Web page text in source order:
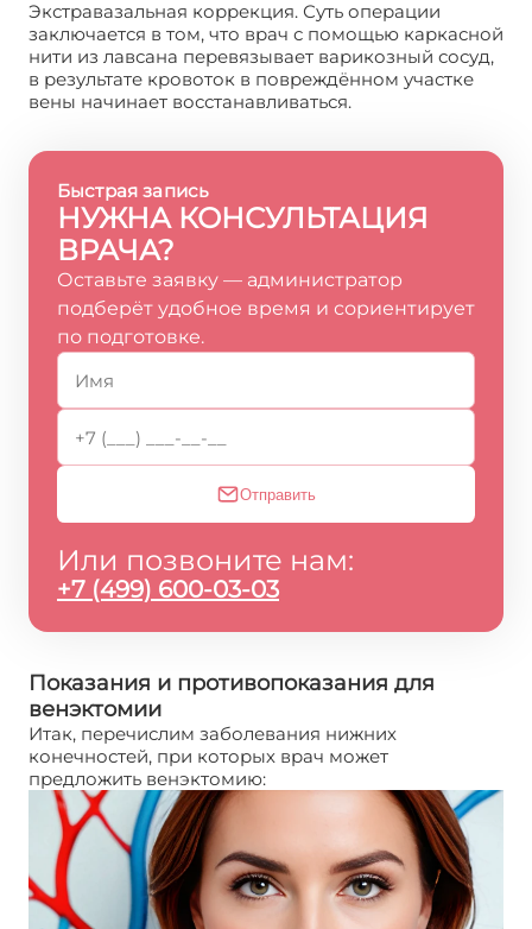
Экстравазальная коррекция. Суть операции
заключается в том, что врач с помощью каркасной
нити из лавсана перевязывает варикозный сосуд,
в результате кровоток в повреждённом участке
вены начинает восстанавливаться.
Быстрая запись
НУЖНА КОНСУЛЬТАЦИЯ
ВРАЧА?
Оставьте заявку — администратор
подберёт удобное время и сориентирует
по подготовке.
Отправить
Или позвоните нам:
+7 (499) 600-03-03
Показания и противопоказания для
венэктомии
Итак, перечислим заболевания нижних
конечностей, при которых врач может
предложить венэктомию: